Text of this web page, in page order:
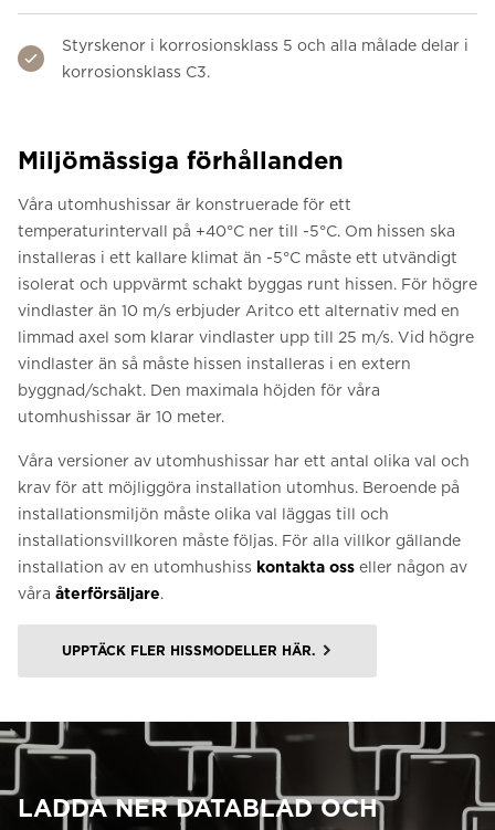
Styrskenor i korrosionsklass 5 och alla målade delar i
korrosionsklass C3.
Miljömässiga förhållanden
Våra utomhushissar är konstruerade för ett
temperaturintervall på +40°C ner till -5°C. Om hissen ska
installeras i ett kallare klimat än -5°C måste ett utvändigt
isolerat och uppvärmt schakt byggas runt hissen. För högre
vindlaster än 10 m/s erbjuder Aritco ett alternativ med en
limmad axel som klarar vindlaster upp till 25 m/s. Vid högre
vindlaster än så måste hissen installeras i en extern
byggnad/schakt. Den maximala höjden för våra
utomhushissar är 10 meter.
Våra versioner av utomhushissar har ett antal olika val och
krav för att möjliggöra installation utomhus. Beroende på
installationsmiljön måste olika val läggas till och
installationsvillkoren måste följas. För alla villkor gällande
installation av en utomhushiss kontakta oss eller någon av
våra återförsäljare.
UPPTÄCK FLER HISSMODELLER HÄR.
LADDA NER DATABLAD OCH